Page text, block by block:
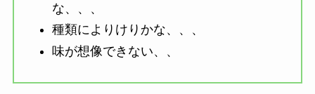
な、、、
種類によりけりかな、、、
味が想像できない、、